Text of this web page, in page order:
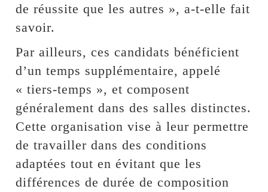
de réussite que les autres », a-t-elle fait
savoir.
Par ailleurs, ces candidats bénéficient
d’un temps supplémentaire, appelé
« tiers-temps », et composent
généralement dans des salles distinctes.
Cette organisation vise à leur permettre
de travailler dans des conditions
adaptées tout en évitant que les
différences de durée de composition